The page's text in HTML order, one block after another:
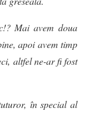
Mai avem doua
apoi avem timp
altfel ne-ar fi fost
în special al